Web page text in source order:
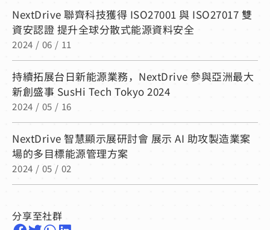
NextDrive 聯齊科技獲得 ISO27001 與 ISO27017 雙
資安認證 提升全球分散式能源資料安全
2024 / 06 / 11
持續拓展台日新能源業務，NextDrive 參與亞洲最大
新創盛事 SusHi Tech Tokyo 2024
2024 / 05 / 16
NextDrive 智慧顯示展研討會 展示 AI 助攻製造業案
場的多目標能源管理方案
2024 / 05 / 02
分享至社群